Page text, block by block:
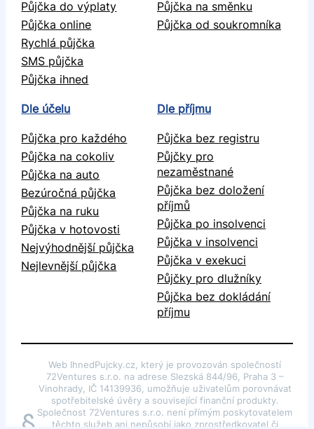
Půjčka do výplaty
Půjčka online
Rychlá půjčka
SMS půjčka
Půjčka ihned
Půjčka na směnku
Půjčka od soukromníka
Dle účelu
Půjčka pro každého
Půjčka na cokoliv
Půjčka na auto
Bezúročná půjčka
Půjčka na ruku
Půjčka v hotovosti
Nejvýhodnější půjčka
Nejlevnější půjčka
Dle příjmu
Půjčka bez registru
Půjčky pro
nezaměstnané
Půjčka bez doložení
příjmů
Půjčka po insolvenci
Půjčka v insolvenci
Půjčka v exekuci
Půjčky pro dlužníky
Půjčka bez dokládání
příjmu
Web IhnedPujcky.cz, který je provozován společností
72Ventures s.r.o. na adrese Slezská 844/96, Praha 3 –
Vinohrady, IČ 14139936, umožňuje uživatelům porovnávat
spotřebitelské úvěry a související finanční produkty.
Společnost 72Ventures s.r.o. není přímým poskytovatelem
těchto služeb ani nepůsobí jako zprostředkovatel či